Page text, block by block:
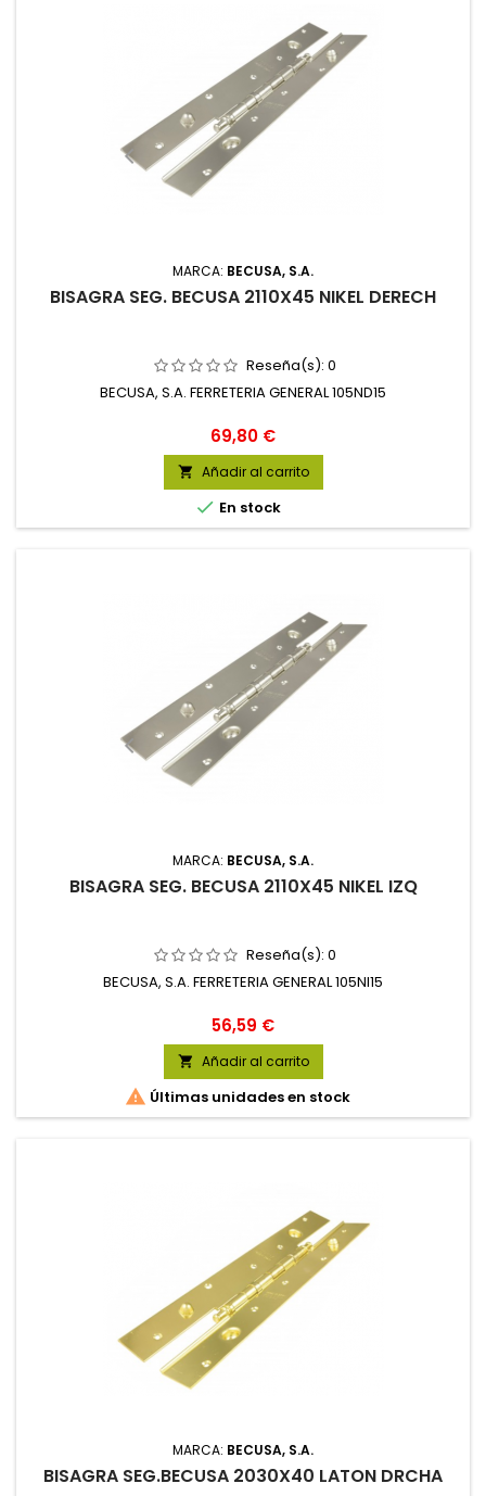
MARCA: BECUSA, S.A.
BISAGRA SEG. BECUSA 2110X45 NIKEL DERECH
Reseña(s): 0
BECUSA, S.A. FERRETERIA GENERAL 105ND15
Precio
69,80 €
 Añadir al carrito
 En stock
MARCA: BECUSA, S.A.
BISAGRA SEG. BECUSA 2110X45 NIKEL IZQ
Reseña(s): 0
BECUSA, S.A. FERRETERIA GENERAL 105NI15
Precio
56,59 €
 Añadir al carrito
 Últimas unidades en stock
MARCA: BECUSA, S.A.
BISAGRA SEG.BECUSA 2030X40 LATON DRCHA